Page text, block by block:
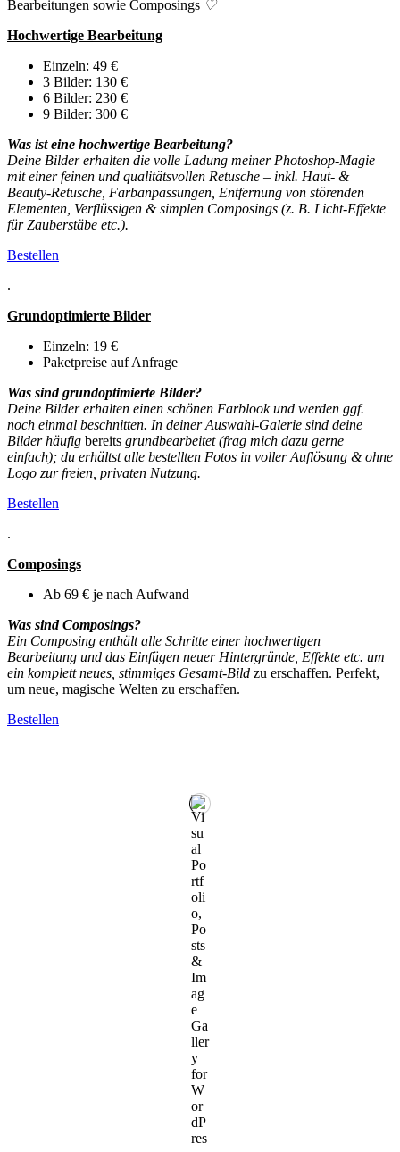
Bearbeitungen sowie Composings ♡
Hochwertige Bearbeitung
Einzeln: 49 €
3 Bilder: 130 €
6 Bilder: 230 €
9 Bilder: 300 €
Was ist eine hochwertige Bearbeitung?
Deine Bilder erhalten die volle Ladung meiner Photoshop-Magie
mit einer feinen und qualitätsvollen Retusche – inkl. Haut- &
Beauty-Retusche, Farbanpassungen, Entfernung von störenden
Elementen, Verflüssigen & simplen Composings (z. B. Licht-Effekte
für Zauberstäbe etc.).
Bestellen
.
Grundoptimierte Bilder
Einzeln: 19 €
Paketpreise auf Anfrage
Was sind grundoptimierte Bilder?
Deine Bilder erhalten einen schönen Farblook und werden ggf.
noch einmal beschnitten. In deiner Auswahl-Galerie sind deine
Bilderhäufig bereits grundbearbeitet (frag mich dazu gerne
einfach); du erhältst alle bestellten Fotos in voller Auflösung & ohne
Logo zur freien, privaten Nutzung.
Bestellen
.
Composings
Ab 69 € je nach Aufwand
Was sind Composings?
Ein Composing enthält alle Schritte einer hochwertigen
Bearbeitung und das Einfügen neuer Hintergründe, Effekte etc. um
ein komplett neues, stimmiges Gesamt-Bild zu erschaffen. Perfekt,
um neue, magische Welten zu erschaffen.
Bestellen